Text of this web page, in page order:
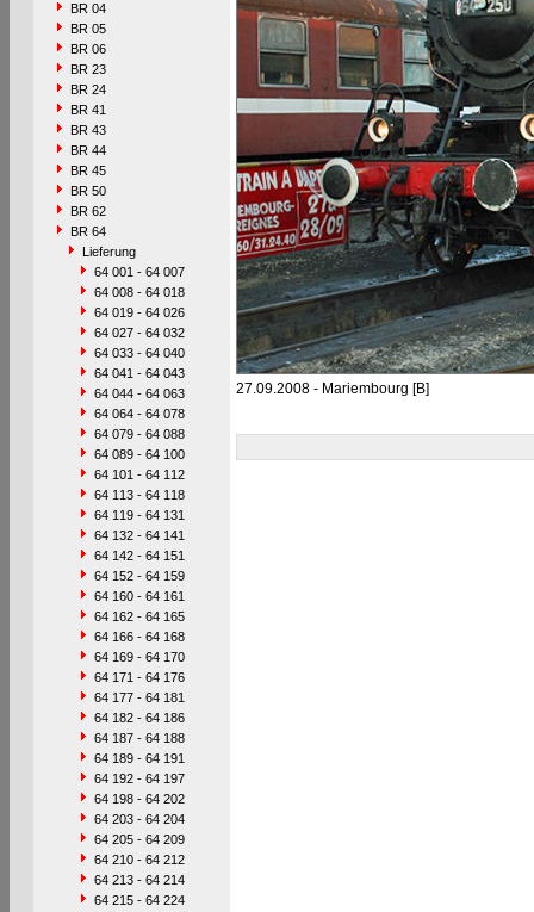
BR 04
BR 05
BR 06
BR 23
BR 24
BR 41
BR 43
BR 44
BR 45
BR 50
BR 62
BR 64
Lieferung
64 001 - 64 007
64 008 - 64 018
64 019 - 64 026
64 027 - 64 032
64 033 - 64 040
64 041 - 64 043
64 044 - 64 063
64 064 - 64 078
64 079 - 64 088
64 089 - 64 100
64 101 - 64 112
64 113 - 64 118
64 119 - 64 131
64 132 - 64 141
64 142 - 64 151
64 152 - 64 159
64 160 - 64 161
64 162 - 64 165
64 166 - 64 168
64 169 - 64 170
64 171 - 64 176
64 177 - 64 181
64 182 - 64 186
64 187 - 64 188
64 189 - 64 191
64 192 - 64 197
64 198 - 64 202
64 203 - 64 204
64 205 - 64 209
64 210 - 64 212
64 213 - 64 214
64 215 - 64 224
27.09.2008 - Mariembourg [B]